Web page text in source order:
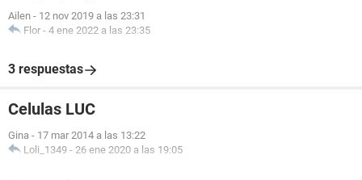
Ailen - 12 nov 2019 a las 23:31
Flor - 4 ene 2022 a las 23:35
3 respuestas
Celulas LUC
Gina - 17 mar 2014 a las 13:22
Loli_1349 - 26 ene 2020 a las 19:05